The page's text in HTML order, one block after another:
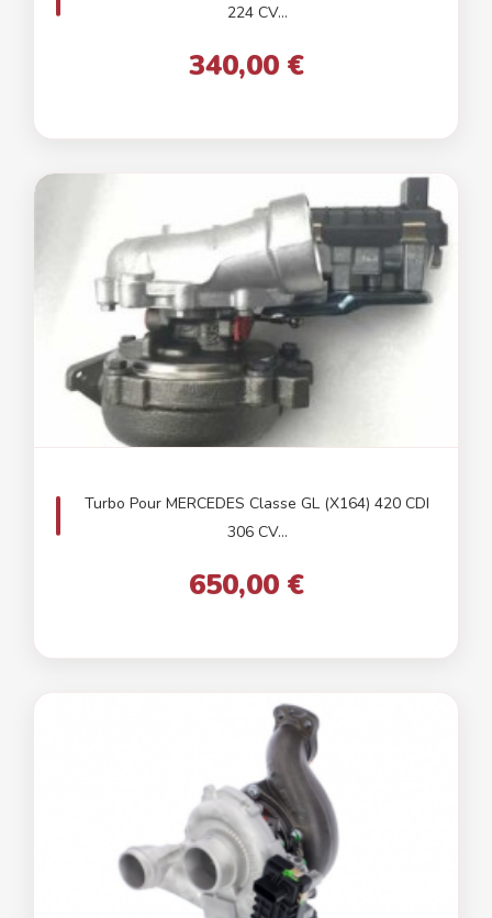
224 CV...
340,00 €
Turbo Pour MERCEDES Classe GL (X164) 420 CDI
306 CV...
650,00 €